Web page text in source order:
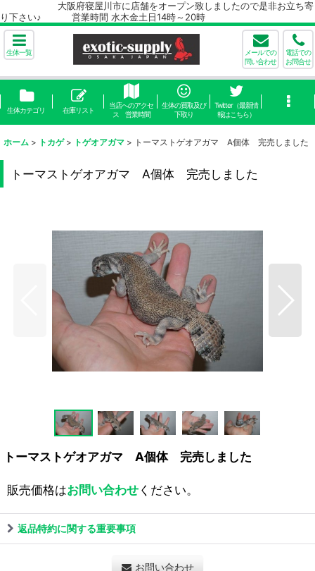
大阪府寝屋川市に店舗をオープン致しましたので是非お立ち寄
り下さい♪ 営業時間 水木金土日14時～20時
生体一覧
メールでの
問い合わせ
電話での
お問合せ
生体カテゴリ 在庫リスト
当店へのアクセ
ス 営業時間
生体の買取及び
下取り
Twitter（最新情
報はこちら）
ホーム > トカゲ > トゲオアガマ > トーマストゲオアガマ A個体 完売しました
トーマストゲオアガマ A個体 完売しました
トーマストゲオアガマ A個体 完売しました
販売価格はお問い合わせください。
返品特約に関する重要事項
お問い合わせ